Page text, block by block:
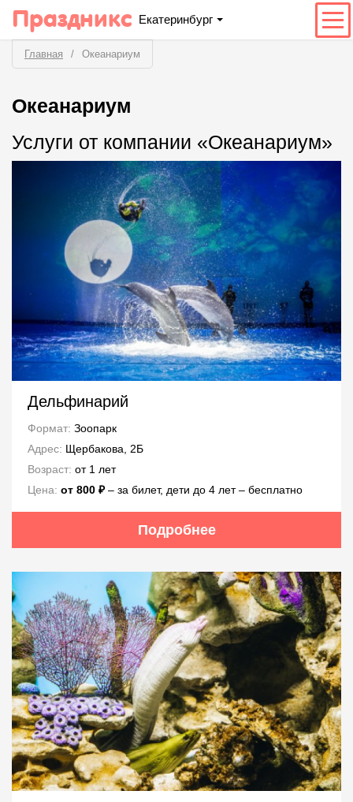
Праздникс Екатеринбург
Главная Океанариум
Океанариум
Услуги от компании «Океанариум»
Дельфинарий
Формат: Зоопарк
Адрес: Щербакова, 2Б
Возраст: от 1 лет
Цена: от 800 ₽– за билет, дети до 4 лет – бесплатно
Подробнее